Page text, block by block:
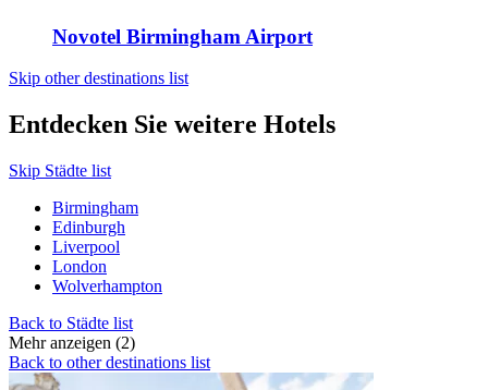
Novotel Birmingham Airport
Skip other destinations list
Entdecken Sie weitere Hotels
Skip Städte list
Birmingham
Edinburgh
Liverpool
London
Wolverhampton
Back to Städte list
Mehr anzeigen (2)
Back to other destinations list